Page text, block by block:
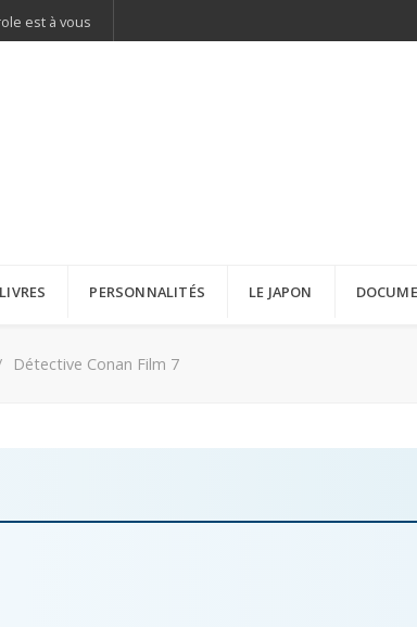
est à vous
LIVRES PERSONNALITÉS LE JAPON
Détective Conan Film 7